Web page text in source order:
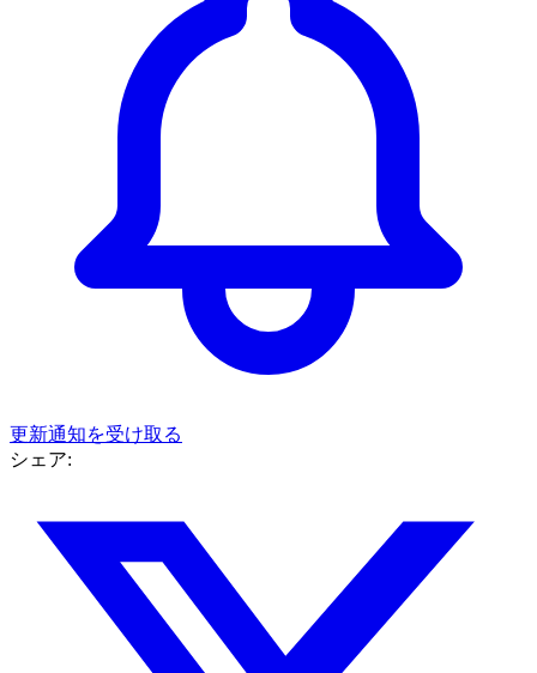
更新通知を受け取る
シェア: